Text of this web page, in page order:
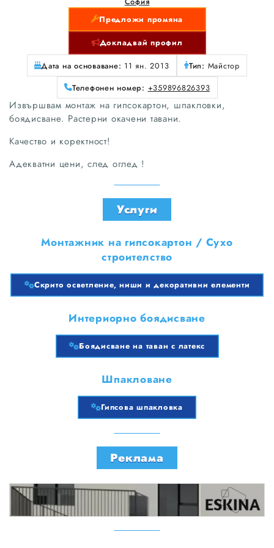
Предложи промяна
Докладвай профил
Дата на основаване: 11 ян. 2013 Тип: Майстор
Телефонен номер: +359896826393
Извършвам монтаж на гипсокартон, шпакловки,
боядисване. Растерни окачени тавани.
Качество и коректност!
Адекватни цени, след оглед !
Услуги
Монтажник на гипсокартон / Сухо
строителство
Скрито осветление, ниши и декоративни елементи
Интериорно боядисване
Боядисване на таван с латекс
Шпакловане
Гипсова шпакловка
Реклама